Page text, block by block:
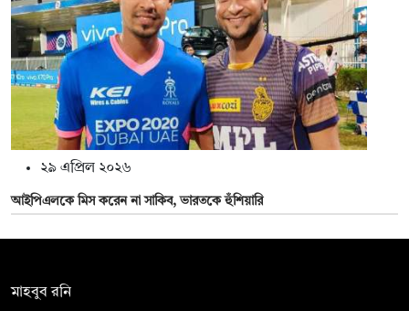
২৯ এপ্রিল ২০২৬
আইপিএলকে মিস করেন না সাকিব, ভারতকে হুঁশিয়ারি
মাহবুব রনি